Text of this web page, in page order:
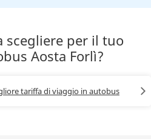
scegliere per il tuo
Aosta Forlì?
tariffa di viaggio in autobus